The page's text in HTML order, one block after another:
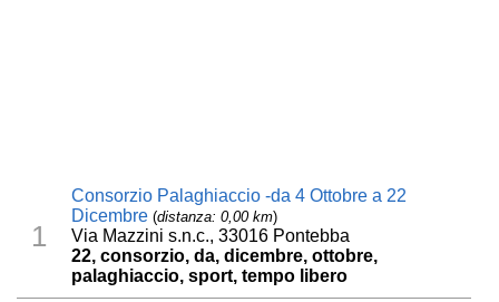
1
Consorzio Palaghiaccio -da 4 Ottobre a 22
Dicembre (distanza: 0,00 km)
Via Mazzini s.n.c., 33016 Pontebba
22, consorzio, da, dicembre, ottobre,
palaghiaccio, sport, tempo libero